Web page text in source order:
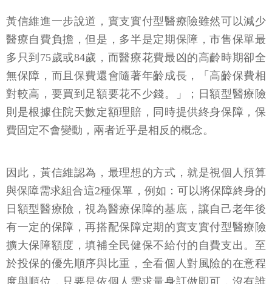
黃信維進一步說道，實支實付型醫療險雖然可以減少
醫療自費負擔，但是，多半是定期保障，市售保單最
多只到75歲或84歲，而醫療花費最凶的高齡時期卻全
無保障，而且保費還會隨著年齡成長，「高齡保費相
對較高，要買到足額要花不少錢。」；日額型醫療險
則是根據住院天數定額理賠，同時提供終身保障，保
費固定不會變動，兩者近乎是相反的概念。
因此，黃信維認為，最理想的方式，就是視個人預算
與保障需求組合這2種保單，例如：可以將保障終身的
日額型醫療險，視為醫療保障的基底，讓自己老年後
有一定的保障，再搭配保障定期的實支實付型醫療險
擴大保障額度，填補全民健保不給付的自費支出。至
於投保的優先順序與比重，全看個人對風險的在意程
度與順位，只要是依個人需求量身訂做即可，沒有誰